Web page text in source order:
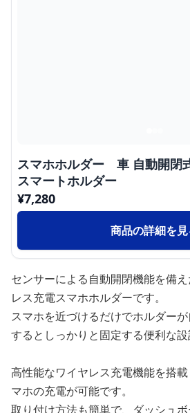
スマホホルダー 車 自動開閉
スマートホルダー
¥7,280
商品の詳細を見
センサーによる自動開閉機能を備
レス充電スマホホルダーです。
スマホを近づけるだけでホルダー
するとしっかりと固定する便利な設
高性能なワイヤレス充電機能を搭
マホの充電が可能です。
取り付け方法も簡単で、ダッシュ